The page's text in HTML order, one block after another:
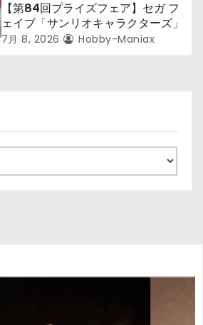
【第84回プライズフェア】セガ フ
ェイブ「サンリオキャラクターズ」
7月 8, 2026 Hobby-Maniax